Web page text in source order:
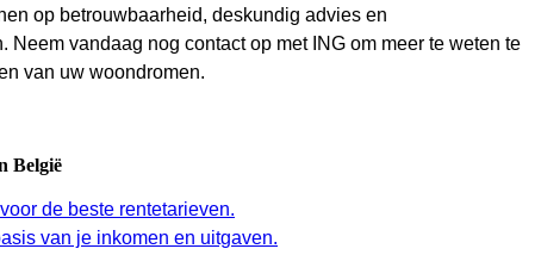
op betrouwbaarheid, deskundig advies en
vandaag nog contact op met ING om meer te weten te
van uw woondromen.
België
de beste rentetarieven.
van je inkomen en uitgaven.